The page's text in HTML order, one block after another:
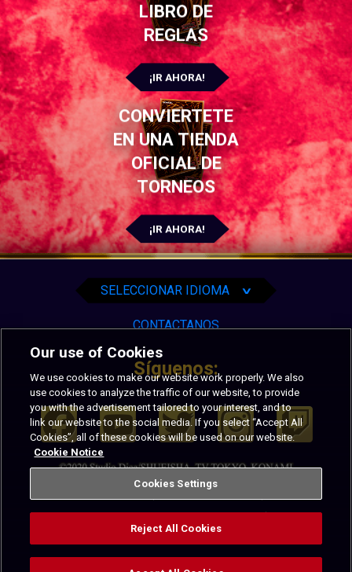
LIBRO DE
REGLAS
¡IR AHORA!
CONVIERTETE
EN UNA TIENDA
OFICIAL DE
TORNEOS
¡IR AHORA!
SELECCIONAR IDIOMA ∨
English
Español
CONTACTANOS
Síguenos:
CALIFORNIA NOTICE AT COLLECTION
CÓDIGO DE CONDUCTA
Our use of Cookies
We use cookies to make our website work properly. We also
use cookies to analyze the traffic of our website, to provide
you with the advertisement tailored to your interest, and to
link our website to the social media. If you select “Accept All
Cookies”, all of these cookies will be used on our website.
Cookie Notice
Cookies Settings
Reject All Cookies